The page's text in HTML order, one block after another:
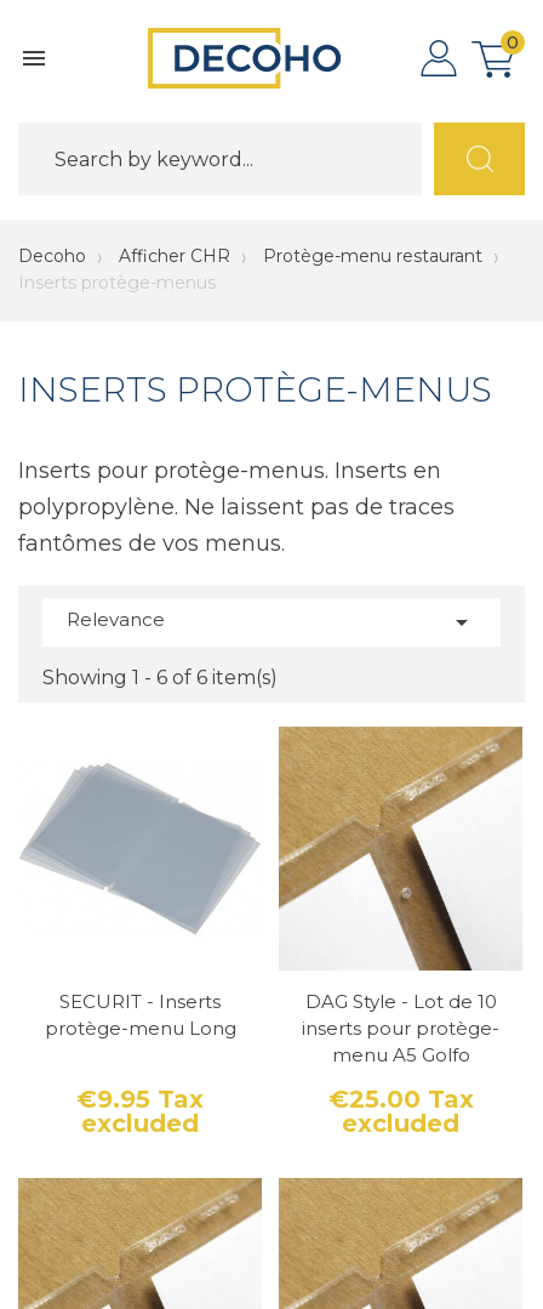

0
Decoho Afficher CHR
Protège-menu restaurant
Inserts protège-menus
INSERTS PROTÈGE-MENUS
Inserts pour protège-menus. Inserts en
polypropylène. Ne laissent pas de traces
fantômes de vos menus.
Relevance 
Showing 1 - 6 of 6 item(s)
SECURIT - Inserts
protège-menu Long
Price
€9.95 Tax
excluded
DAG Style - Lot de 10
inserts pour protège-
menu A5 Golfo
Price
€25.00 Tax
excluded